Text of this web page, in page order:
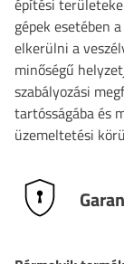
építési
gépek esetében
elkerülni a
minőségű
szabályozási
tartósságába és
üzemeltetési